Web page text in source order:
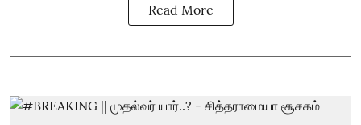
Read More